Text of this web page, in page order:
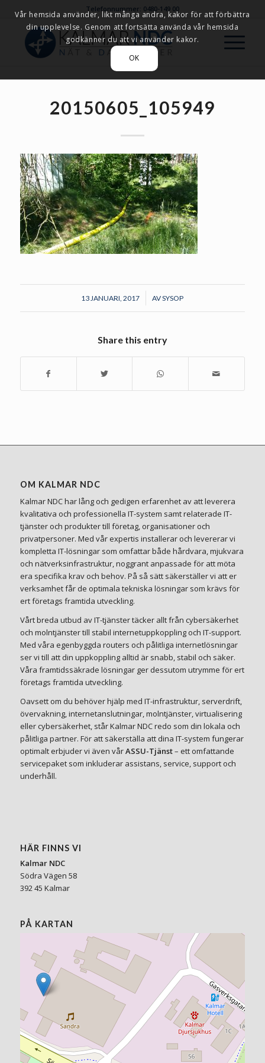
Telefonnummer: 0480-149 00
20150605_105949
13 JANUARI, 2017
/ AVSYSOP
Share this entry
OM KALMAR NDC
Kalmar NDC har lång och gedigen erfarenhet av att leverera
kvalitativa och professionella IT-system samt relaterade IT-
tjänster och produkter till företag, organisationer och
privatpersoner. Med vår expertis installerar och levererar vi
kompletta IT-lösningar som omfattar både hårdvara, mjukvara
och nätverksinfrastruktur, noggrant anpassade för att möta
era specifika krav och behov. På så sätt säkerställer vi att er
verksamhet får de optimala tekniska lösningar som krävs för
ert företags framtida utveckling.
Vårt breda utbud av IT-tjänster täcker allt från cybersäkerhet
och molntjänster till stabil internetuppkoppling och IT-support.
Med våra egenbyggda routers och pålitliga internetlösningar
ser vi till att din uppkoppling alltid är snabb, stabil och säker.
Våra framtidssäkrade lösningar ger dessutom utrymme för ert
företags framtida utveckling.
Oavsett om du behöver hjälp med IT-infrastruktur, serverdrift,
övervakning, internetanslutningar, molntjänster, virtualisering
eller cybersäkerhet, står Kalmar NDC redo som din lokala och
pålitliga partner. För att säkerställa att dina IT-system fungerar
optimalt erbjuder vi även vårASSU-Tjänst– ett omfattande
servicepaket som inkluderar assistans, service, support och
underhåll.
HÄR FINNS VI
Kalmar NDC
Södra Vägen 58
392 45 Kalmar
PÅ KARTAN
Vår hemsida använder, likt många andra, kakor för att förbättra
din upplevelse. Genom att fortsätta använda vår hemsida
godkänner du att vi använder kakor.
OK